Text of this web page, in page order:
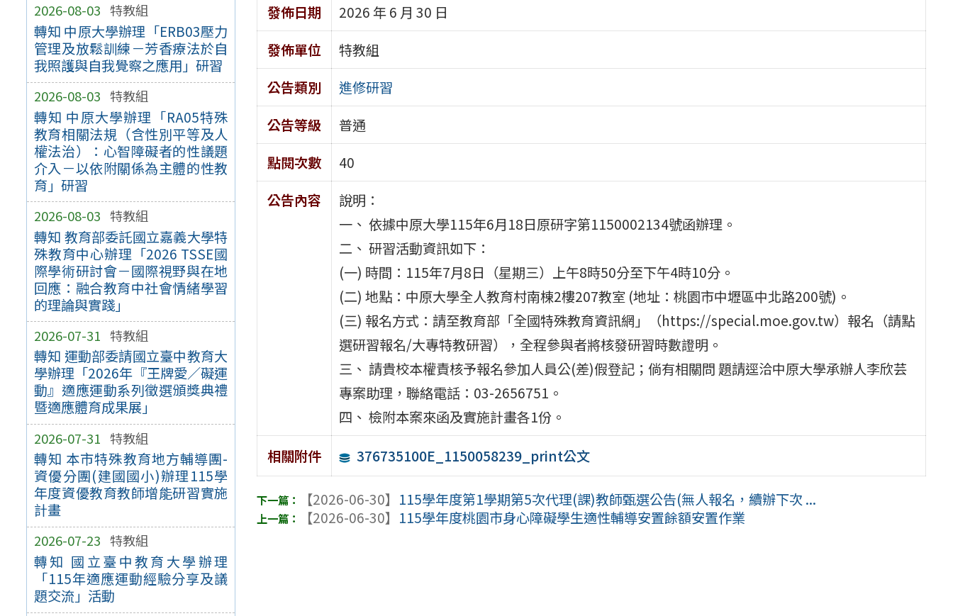
2026-08-03 特教組
轉知 中原大學辦理「ERB03壓力
管理及放鬆訓練－芳香療法於自
我照護與自我覺察之應用」研習
2026-08-03 特教組
轉知 中原大學辦理「RA05特殊
教育相關法規（含性別平等及人
權法治）：心智障礙者的性議題
介入－以依附關係為主體的性教
育」研習
2026-08-03 特教組
轉知 教育部委託國立嘉義大學特
殊教育中心辦理「2026 TSSE國
際學術研討會－國際視野與在地
回應：融合教育中社會情緒學習
的理論與實踐」
2026-07-31 特教組
轉知 運動部委請國立臺中教育大
學辦理「2026年『王牌愛／礙運
動』適應運動系列徵選頒獎典禮
暨適應體育成果展」
2026-07-31 特教組
轉知 本市特殊教育地方輔導團-
資優分團(建國國小)辦理115學
年度資優教育教師增能研習實施
計畫
2026-07-23 特教組
轉知 國立臺中教育大學辦理
「115年適應運動經驗分享及議
題交流」活動
發佈日期
2026 年 6 月 30 日
發佈單位
特教組
公告類別
進修研習
公告等級
普通
點閱次數
40
公告內容
說明：
一、 依據中原大學115年6月18日原研字第1150002134號函辦理。
二、 研習活動資訊如下：
(一) 時間：115年7月8日（星期三）上午8時50分至下午4時10分。
(二) 地點：中原大學全人教育村南棟2樓207教室 (地址：桃園市中壢區中北路200號)。
(三) 報名方式：請至教育部「全國特殊教育資訊網」（https://special.moe.gov.tw）報名（請點
選研習報名/大專特教研習），全程參與者將核發研習時數證明。
三、 請貴校本權責核予報名參加人員公(差)假登記；倘有相關問 題請逕洽中原大學承辦人李欣芸
專案助理，聯絡電話：03-2656751。
四、 檢附本案來函及實施計畫各1份。
相關附件
376735100E_1150058239_print公文
【2026-06-30】 115學年度第1學期第5次代理(課)教師甄選公告(無人報名，續辦下次 ...
【2026-06-30】 115學年度桃園市身心障礙學生適性輔導安置餘額安置作業